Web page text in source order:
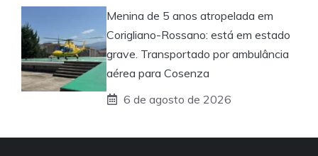
Menina de 5 anos atropelada em
Corigliano-Rossano: está em estado
grave. Transportado por ambulância
aérea para Cosenza
6 de agosto de 2026